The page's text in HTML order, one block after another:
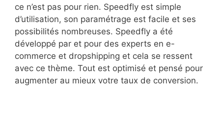
ce n’est pas pour rien. Speedfly est simple
d’utilisation, son paramétrage est facile et ses
possibilités nombreuses. Speedfly a été
développé par et pour des experts en e-
commerce et dropshipping et cela se ressent
avec ce thème. Tout est optimisé et pensé pour
augmenter au mieux votre taux de conversion.